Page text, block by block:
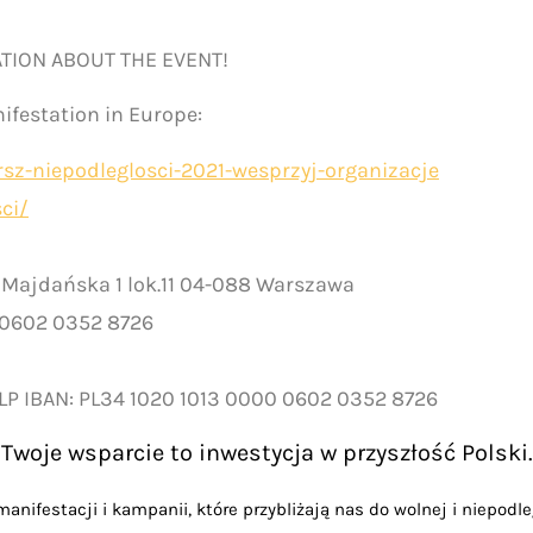
ABOUT THE EVENT!
in Europe:
niepodleglosci-2021-wesprzyj-organizacje
1 lok.11 04-088 Warszawa
0352 8726
IBAN: PL34 1020 1013 0000 0602 0352 8726
Twoje wsparcie to inwestycja w przyszłość Polski.
i kampanii, które przybliżają nas do wolnej i